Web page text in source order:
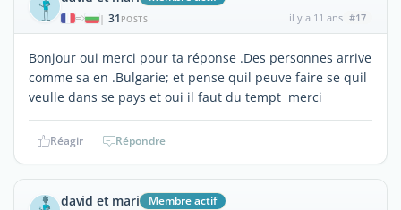
| 31 POSTS il y a 11 ans #17
Bonjour oui merci pour ta réponse .Des personnes arrive
comme sa en .Bulgarie; et pense quil peuve faire se quil
veulle dans se pays et oui il faut du tempt merci
Réagir Répondre
david et mari Membre actif